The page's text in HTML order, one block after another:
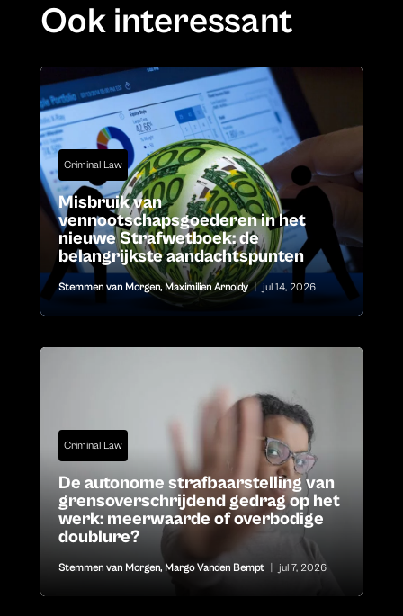
Ook interessant
Criminal Law
Misbruik van
vennootschapsgoederen in het
nieuwe Strafwetboek: de
belangrijkste aandachtspunten
Stemmen van Morgen, Maximilien Arnoldy | jul 14, 2026
Criminal Law
De autonome strafbaarstelling van
grensoverschrijdend gedrag op het
werk: meerwaarde of overbodige
doublure?
Stemmen van Morgen, Margo Vanden Bempt jul 7, 2026